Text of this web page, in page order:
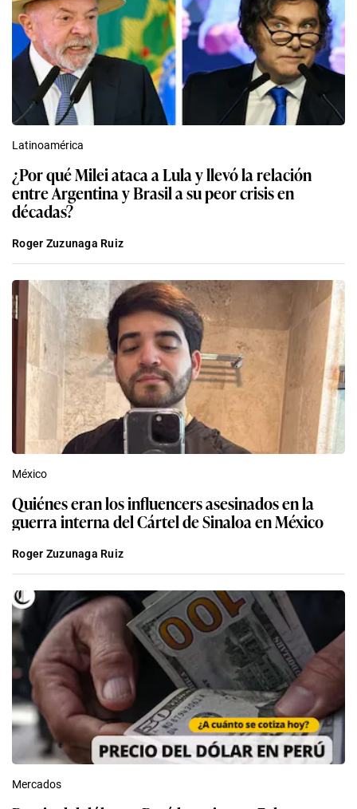
Latinoamérica
¿Por qué Milei ataca a Lula y llevó la relación
entre Argentina y Brasil a su peor crisis en
décadas?
Roger Zuzunaga Ruiz
México
Quiénes eran los influencers asesinados en la
guerra interna del Cártel de Sinaloa en México
Roger Zuzunaga Ruiz
Mercados